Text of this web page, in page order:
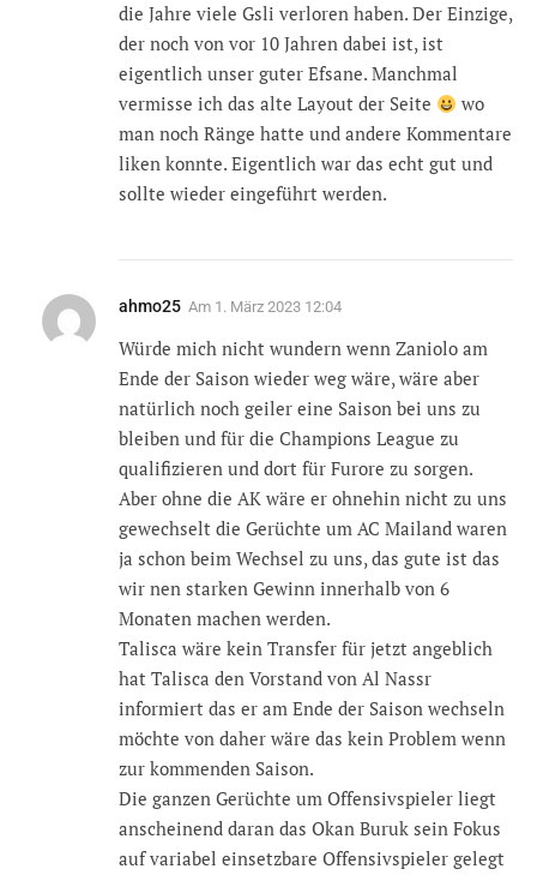
die Jahre viele Gsli verloren haben. Der Einzige,
der noch von vor 10 Jahren dabei ist, ist
eigentlich unser guter Efsane. Manchmal
vermisse ich das alte Layout der Seite
wo
man noch Ränge hatte und andere Kommentare
liken konnte. Eigentlich war das echt gut und
sollte wieder eingeführt werden.
ahmo25 Am 1. März 2023 12:04
Würde mich nicht wundern wenn Zaniolo am
Ende der Saison wieder weg wäre, wäre aber
natürlich noch geiler eine Saison bei uns zu
bleiben und für die Champions League zu
qualifizieren und dort für Furore zu sorgen.
Aber ohne die AK wäre er ohnehin nicht zu uns
gewechselt die Gerüchte um AC Mailand waren
ja schon beim Wechsel zu uns, das gute ist das
wir nen starken Gewinn innerhalb von 6
Monaten machen werden.
Talisca wäre kein Transfer für jetzt angeblich
hat Talisca den Vorstand von Al Nassr
informiert das er am Ende der Saison wechseln
möchte von daher wäre das kein Problem wenn
zur kommenden Saison.
Die ganzen Gerüchte um Offensivspieler liegt
anscheinend daran das Okan Buruk sein Fokus
auf variabel einsetzbare Offensivspieler gelegt